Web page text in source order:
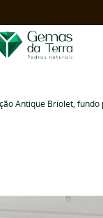
Antique Briolet, fundo